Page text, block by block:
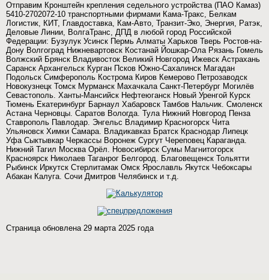
Отправим Кронштейн крепления седельного устройства (ПАО Камаз)
5410-2702072-10 транспортными фирмами Кама-Тракс, Белкам
Логистик, КИТ, Главдоставка, Кам-Авто, Транзит-Эко, Энергия, Ратэк,
Деловые Линии, ВолгаТранс, ДПД в любой город Российской
Федерации: Бузулук Усинск Пермь Алматы Харьков Тверь Ростов-на-
Дону Волгоград Нижневартовск Костанай Йошкар-Ола Рязань Гомель
Волжский Брянск Владивосток Великий Новгород Ижевск Астрахань
Саранск Архангельск Курган Псков Южно-Сахалинск Магадан
Подольск Симферополь Кострома Киров Кемерово Петрозаводск
Новокузнецк Томск Мурманск Махачкала Санкт-Петербург Могилёв
Севастополь. Ханты-Мансийск Нефтеюганск Новый Уренгой Курск
Тюмень Екатеринбург Барнаул Хабаровск Тамбов Нальчик. Смоленск
Астана Черновцы. Саратов Вологда. Тула Нижний Новгород Пенза
Ставрополь Павлодар. Энгельс Владимир Красногорск Чита
Ульяновск Химки Самара. Владикавказ Братск Краснодар Липецк
Уфа Сыктывкар Черкассы Воронеж Сургут Череповец Караганда.
Нижний Тагил Москва Орёл. Новосибирск Сумы Магнитогорск
Красноярск Николаев Таганрог Белгород. Благовещенск Тольятти
Рыбинск Иркутск Стерлитамак Омск Ярославль Якутск Чебоксары
Абакан Калуга. Сочи Дмитров Челябинск и т.д.
Страница обновлена 29 марта 2025 года